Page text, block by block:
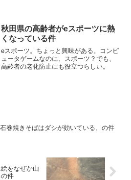
秋田県の高齢者がeスポーツに熱
くなっている件
eスポーツ。ちょっと興味がある。コンピ
ュータゲームなのに、スポーツ？でも、
高齢者の老化防止にも役立つらしい。
石巻焼きそばはダシが効いている、の件
をなぜか山
件